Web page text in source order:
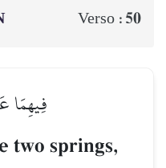
Verso : 50
فِيهِمَا
two springs,